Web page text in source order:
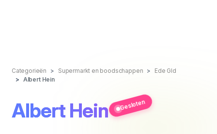
Categorieën Supermarkt en boodschappen
Ede Gld
Albert Hein
Albert Hein Gesloten